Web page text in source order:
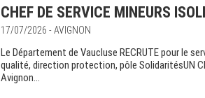
CHEF DE SERVICE MINEURS
17/07/2026 - AVIGNON
Le Département de Vaucluse RECRUTE pour le
qualité, direction protection, pôle SolidaritésUN
Avignon...